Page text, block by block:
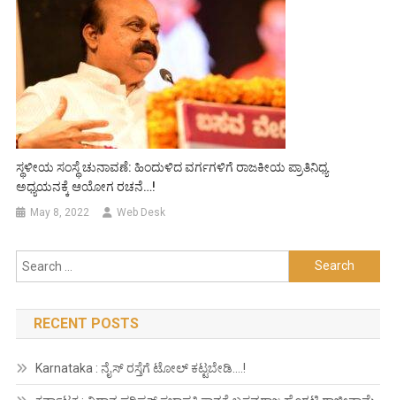
ಸ್ಥಳೀಯ ಸಂಸ್ಥೆ ಚುನಾವಣೆ: ಹಿಂದುಳಿದ ವರ್ಗಗಳಿಗೆ ರಾಜಕೀಯ ಪ್ರಾತಿನಿಧ್ಯ
ಅಧ್ಯಯನಕ್ಕೆ ಆಯೋಗ ರಚನೆ…!
May 8, 2022 Web Desk
Search
for:
RECENT POSTS
Karnataka : ನೈಸ್ ರಸ್ತೆಗೆ ಟೋಲ್ ಕಟ್ಟಬೇಡಿ….!